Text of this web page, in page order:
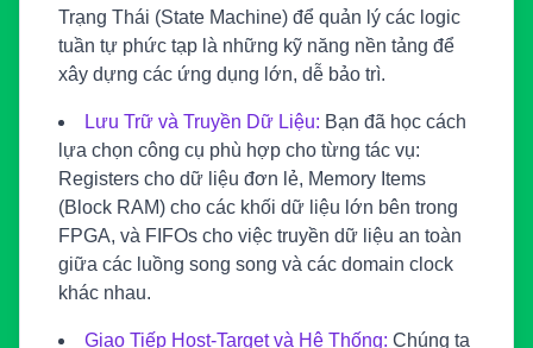
Trạng Thái (State Machine) để quản lý các logic
tuần tự phức tạp là những kỹ năng nền tảng để
xây dựng các ứng dụng lớn, dễ bảo trì.
Lưu Trữ và Truyền Dữ Liệu: Bạn đã học cách
lựa chọn công cụ phù hợp cho từng tác vụ:
Registers cho dữ liệu đơn lẻ, Memory Items
(Block RAM) cho các khối dữ liệu lớn bên trong
FPGA, và FIFOs cho việc truyền dữ liệu an toàn
giữa các luồng song song và các domain clock
khác nhau.
Giao Tiếp Host-Target và Hệ Thống: Chúng ta